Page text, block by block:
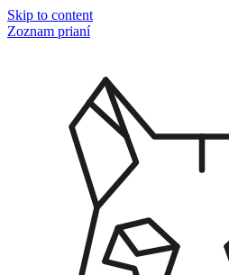
Skip to content
Zoznam prianí